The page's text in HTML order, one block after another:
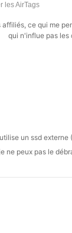
les AirTags
ce qui me
qui n'influe pas les
un ssd
je ne peux pas le